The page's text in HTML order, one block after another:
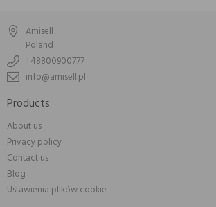
Amisell
Poland
+48800900777
info@amisell.pl
Products
About us
Privacy policy
Contact us
Blog
Ustawienia plików cookie